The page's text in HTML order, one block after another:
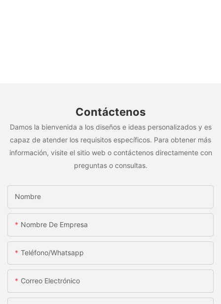
Contáctenos
Damos la bienvenida a los diseños e ideas personalizados y es
capaz de atender los requisitos específicos. Para obtener más
información, visite el sitio web o contáctenos directamente con
preguntas o consultas.
Nombre
Nombre De Empresa
Teléfono/whatsapp
Correo Electrónico